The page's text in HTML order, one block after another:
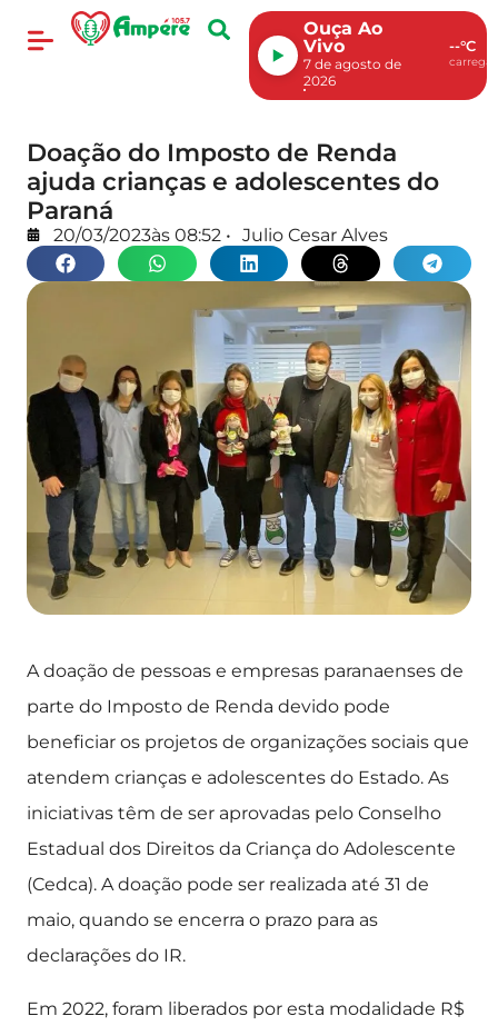
Ouça Ao
Vivo
7 de agosto de
2026
--°C
Doação do Imposto de Renda
ajuda crianças e adolescentes do
Paraná
20/03/2023às 08:52 • Julio Cesar Alves
A doação de pessoas e empresas paranaenses de
parte do Imposto de Renda devido pode
beneficiar os projetos de organizações sociais que
atendem crianças e adolescentes do Estado. As
iniciativas têm de ser aprovadas pelo Conselho
Estadual dos Direitos da Criança do Adolescente
(Cedca). A doação pode ser realizada até 31 de
maio, quando se encerra o prazo para as
declarações do IR.
Em 2022, foram liberados por esta modalidade R$